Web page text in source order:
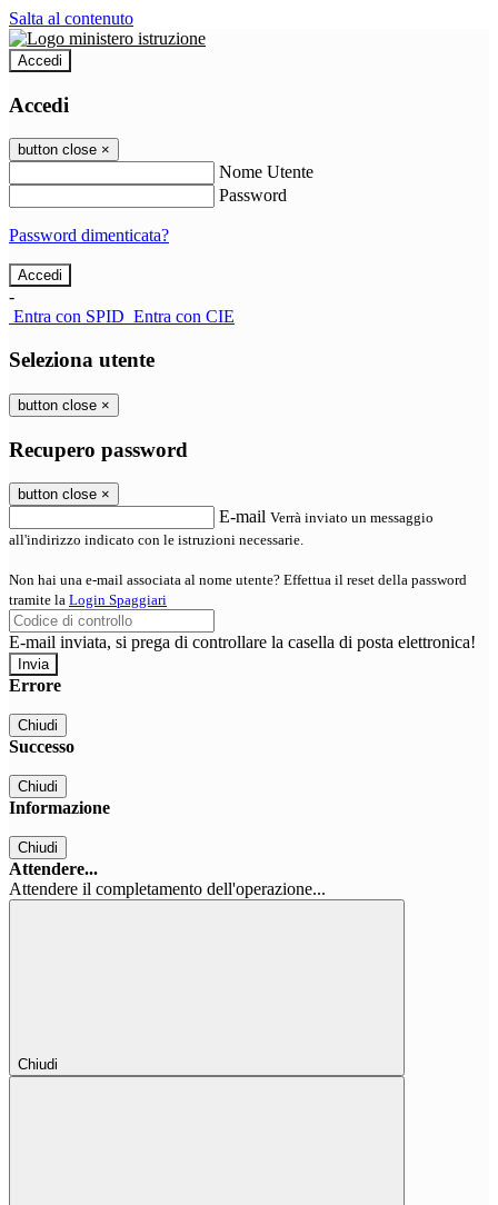
Salta al contenuto
Accedi
Accedi
button close ×
Nome Utente
Password
Password dimenticata?
-
Entra con SPID Entra con CIE
Seleziona utente
button close ×
Recupero password
button close ×
E-mail Verrà inviato un messaggio
all'indirizzo indicato con le istruzioni necessarie.
Non hai una e-mail associata al nome utente? Effettua il reset della password
tramite la Login Spaggiari
E-mail inviata, si prega di controllare la casella di posta elettronica!
Errore
Chiudi
Successo
Chiudi
Informazione
Chiudi
Attendere...
Attendere il completamento dell'operazione...
Chiudi